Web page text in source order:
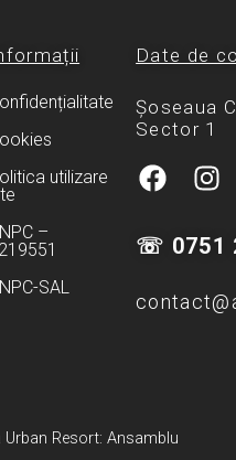
utilizare
–
SAL
Date de
Șoseaua
Sector 1
F
a
c
e
o
I
s
t
g
☏ 0751
Resort: Ansamblu